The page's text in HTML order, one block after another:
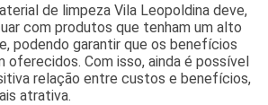
de limpeza Vila Leopoldina deve,
com produtos que tenham um alto
podendo garantir que os benefícios
oferecidos. Com isso, ainda é possível
relação entre custos e benefícios,
atrativa.